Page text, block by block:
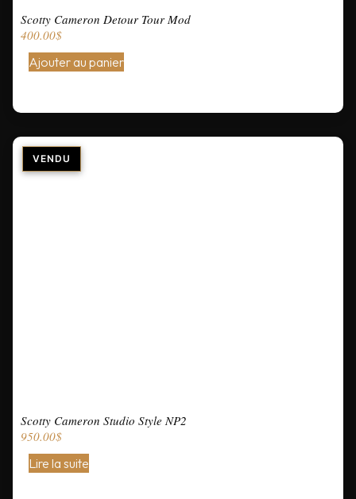
Scotty Cameron Detour Tour Mod
400.00$
Ajouter au panier
Scotty Cameron Studio Style NP2
950.00$
Lire la suite